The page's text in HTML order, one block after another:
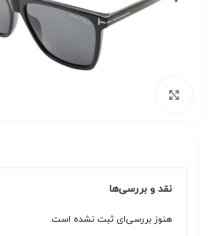
نقد و بررسی‌ها
هنوز بررسی‌ای ثبت نشده است.